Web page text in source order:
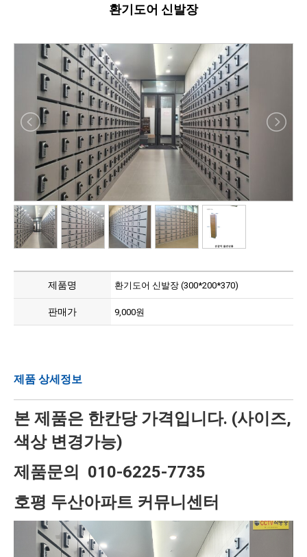
환기도어 신발장
제품명 환기도어 신발장 (300*200*370)
판매가 9,000원
제품 상세정보
본 제품은 한칸당 가격입니다. (사이즈,
색상 변경가능)
제품문의 010-6225-7735
호평 두산아파트 커뮤니센터